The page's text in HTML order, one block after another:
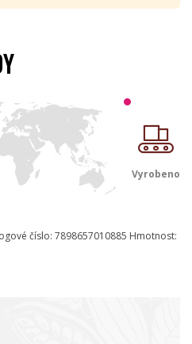
Vyrobeno
číslo: 7898657010885 Hmotnost: